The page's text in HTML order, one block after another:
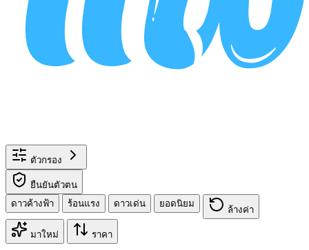
ตัวกรอง
ยืนยันตัวตน
ดาวค้างฟ้า
ร้อนแรง ดาวเด่น ยอดนิยม
ล้างค่า
มาใหม่ ราคา